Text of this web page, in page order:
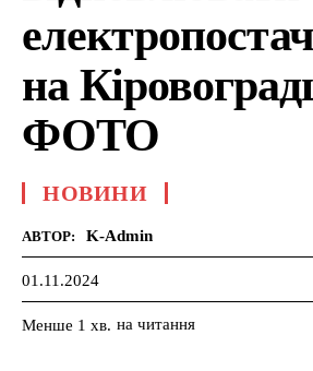
на
ФОТО
НОВИНИ
АВТОР: K-Admin
01.11.2024
Менше 1 хв. на читання